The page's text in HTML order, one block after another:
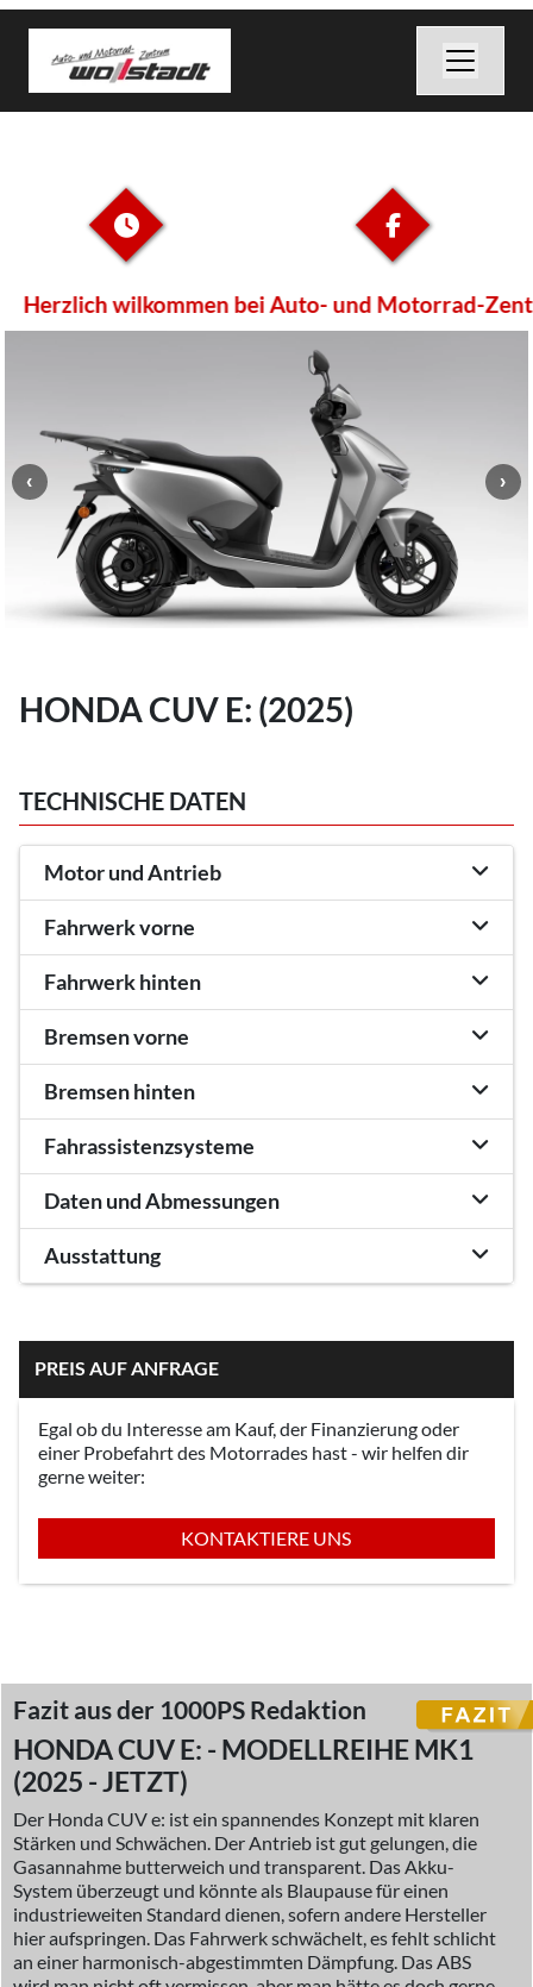
Herzlich wilkommen bei Auto- und Motorrad-
HONDA CUV E: (2025)
TECHNISCHE DATEN
Motor und Antrieb
Fahrwerk vorne
Fahrwerk hinten
Bremsen vorne
Bremsen hinten
Fahrassistenzsysteme
Daten und Abmessungen
Ausstattung
PREIS AUF ANFRAGE
Egal ob du Interesse am Kauf, der Finanzierung oder
einer Probefahrt des Motorrades hast - wir helfen dir
gerne weiter:
KONTAKTIERE UNS
Fazit aus der 1000PS Redaktion
HONDA CUV E: - MODELLREIHE MK1
(2025 - JETZT)
Der Honda CUV e: ist ein spannendes Konzept mit klaren
Stärken und Schwächen. Der Antrieb ist gut gelungen, die
Gasannahme butterweich und transparent. Das Akku-
System überzeugt und könnte als Blaupause für einen
industrieweiten Standard dienen, sofern andere Hersteller
hier aufspringen. Das Fahrwerk schwächelt, es fehlt schlicht
an einer harmonisch-abgestimmten Dämpfung. Das ABS